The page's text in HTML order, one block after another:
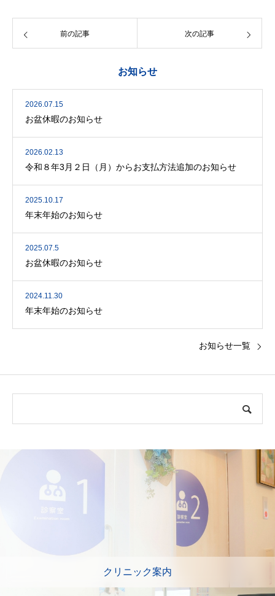
前の記事 次の記事
お知らせ
2026.07.15
お盆休暇のお知らせ
2026.02.13
令和８年3月２日（月）からお支払方法追加のお知らせ
2025.10.17
年末年始のお知らせ
2025.07.5
お盆休暇のお知らせ
2024.11.30
年末年始のお知らせ
お知らせ一覧
クリニック案内